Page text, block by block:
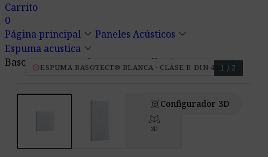
Carrito
0
Página principal keyboard_arrow_down Paneles Acústicos keyboard_arrow_down
Espuma acustica keyboard_arrow_down
Basotect BASF B Blanco – Autoadhesivo
verified ESPUMA BASOTECT® BLANCA · CLASE B DIN 4102
view_in_arConfigurador 3D
1 / 2
view_in_ar
3D